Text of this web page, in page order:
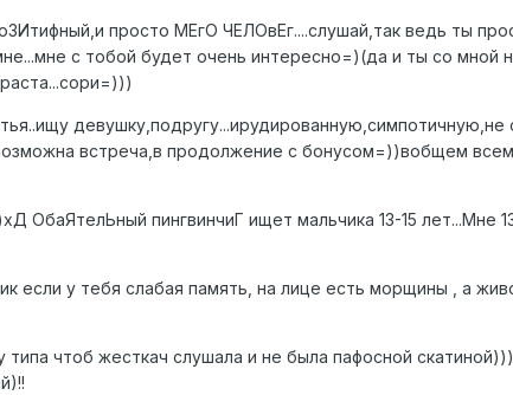
просто МЕгО ЧЕЛОвЕг....слушай,так ведь ты
с тобой будет очень интересно=)(да и ты со мной
встреча,в продолжение с бонусом=))вобщем всем
ОбаЯтелЬный пингвинчиГ ищет мальчика 13-15 лет...Мне
если у тебя слабая память, на лице есть морщины , а
типа чтоб жесткач слушала и не была пафосной